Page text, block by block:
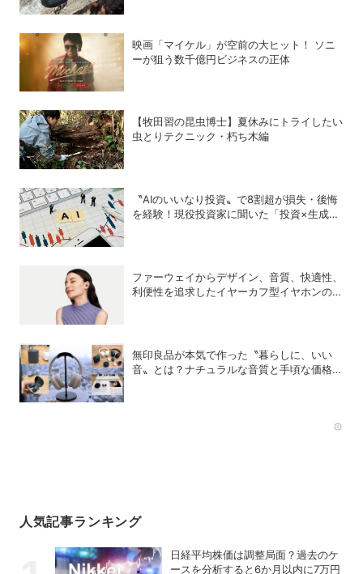
映画「マイケル」が空前の大ヒット！ ソニ
ーが狙う数千億円ビジネスの正体
【牧田習の昆虫博士】夏休みにトライしたい
虫とりテクニック・朽ち木編
〝AIのいいなり投資〟で8割超が損失・後悔
を経験！現役投資家に聞いた「投資×生成
ファーウェイからデザイン、音質、快適性、
利便性を追求したイヤーカフ型イヤホンのフ
無印良品が本気で作った〝暮らしに、いい
音〟とは？ナチュラルな音質と手頃な価格を
人気記事ランキング
日経平均株価は調整局面？過去のケ
ースを分析すると6か月以内に7万円